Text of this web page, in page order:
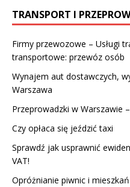
TRANSPORT I
Firmy przewozowe – Usługi
transportowe: przewóz osób
Wynajem aut dostawczych,
Warszawa
Przeprowadzki w Warszawie
Czy opłaca się jeździć taxi
Sprawdź jak usprawnić
VAT!
Opróżnianie piwnic i